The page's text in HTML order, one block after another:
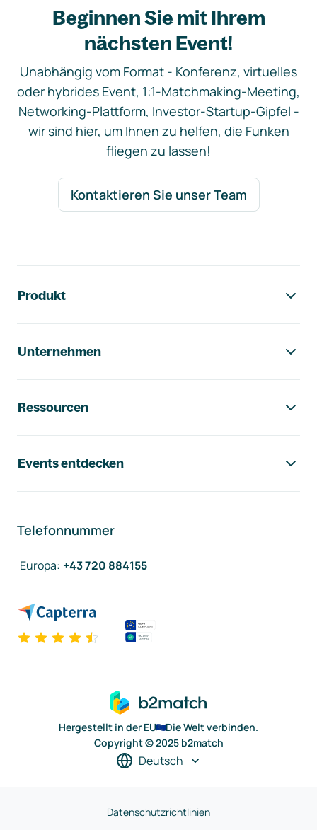
Beginnen Sie mit Ihrem
nächsten Event!
Unabhängig vom Format - Konferenz, virtuelles
oder hybrides Event, 1:1-Matchmaking-Meeting,
Networking-Plattform, Investor-Startup-Gipfel -
wir sind hier, um Ihnen zu helfen, die Funken
fliegen zu lassen!
Kontaktieren Sie unser Team
Produkt
Unternehmen
Ressourcen
Events entdecken
Telefonnummer
Europa: +43 720 884155
Hergestellt in der EU
Die Welt verbinden.
Copyright © 2025 b2match
Deutsch
Datenschutzrichtlinien